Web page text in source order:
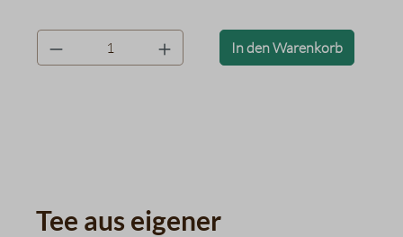
product.quantityLabel In den Warenkorb
Tee aus eigener